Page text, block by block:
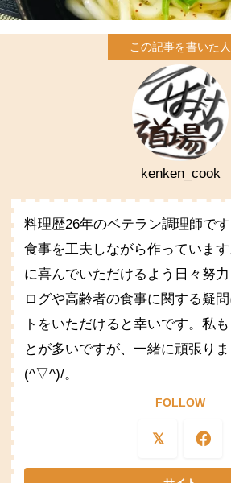
kenken_cook
料理歴26年のベテラン調理師で
食事を工夫しながら作っていま
に喜んでいただけるよう日々努
ログや高齢者の食事に関する疑
トをいただけると幸いです。私
とが多いですが、一緒に頑張りま
(^▽^)/。
FOLLOW